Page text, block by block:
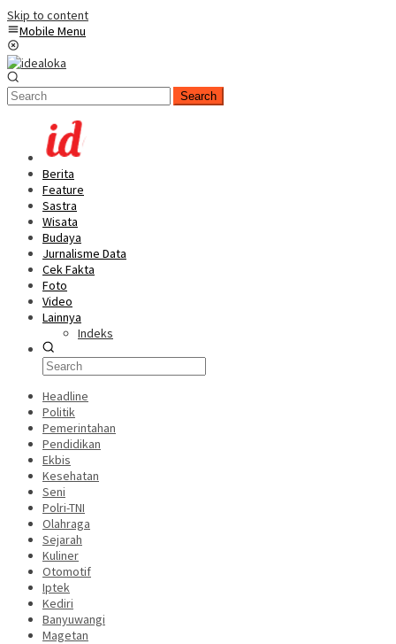
Skip to content
Mobile Menu
Search
Berita
Feature
Sastra
Wisata
Budaya
Jurnalisme Data
Cek Fakta
Foto
Video
Lainnya
Indeks
Headline
Politik
Pemerintahan
Pendidikan
Ekbis
Kesehatan
Seni
Polri-TNI
Olahraga
Sejarah
Kuliner
Otomotif
Iptek
Kediri
Banyuwangi
Magetan